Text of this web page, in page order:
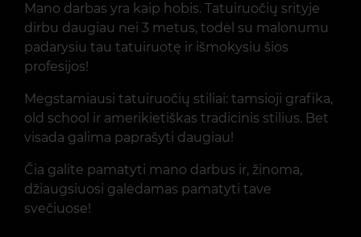
Mano darbas yra kaip hobis. Tatuiruočių srityje
dirbu daugiau nei 3 metus, todėl su malonumu
padarysiu tau tatuiruotę ir išmokysiu šios
profesijos!
Mėgstamiausi tatuiruočių stiliai: tamsioji grafika,
old school ir amerikietiškas tradicinis stilius. Bet
visada galima paprašyti daugiau!
Čia galite pamatyti mano darbus ir, žinoma,
džiaugsiuosi galėdamas pamatyti tave
svečiuose!